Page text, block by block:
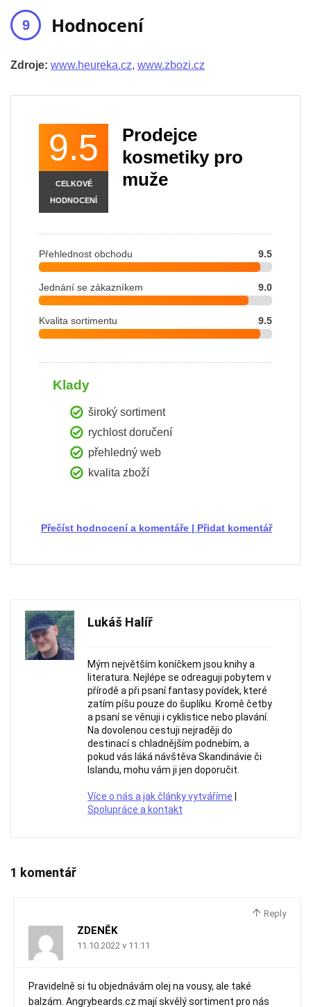
Hodnocení
Zdroje: www.heureka.cz, www.zbozi.cz
9.5
CELKOVÉ
HODNOCENÍ
Prodejce
kosmetiky pro
muže
Přehlednost obchodu 9.5
Jednání se zákazníkem 9.0
Kvalita sortimentu 9.5
Klady
široký sortiment
rychlost doručení
přehledný web
kvalita zboží
Přidat komentář
|
Přečíst hodnocení a komentáře
Lukáš Halíř
Mým největším koníčkem jsou knihy a
literatura. Nejlépe se odreaguji pobytem v
přírodě a při psaní fantasy povídek, které
zatím píšu pouze do šuplíku. Kromě četby
a psaní se věnuji i cyklistice nebo plavání.
Na dovolenou cestuji nejraději do
destinací s chladnějším podnebím, a
pokud vás láká návštěva Skandinávie či
Islandu, mohu vám ji jen doporučit.
Více o nás a jak články vytváříme
Spolupráce a kontakt
1 komentář
Reply
ZDENĚK
11.10.2022 v 11:11
Pravidelně si tu objednávám olej na vousy, ale také
balzám. Angrybeards.cz mají skvělý sortiment pro nás